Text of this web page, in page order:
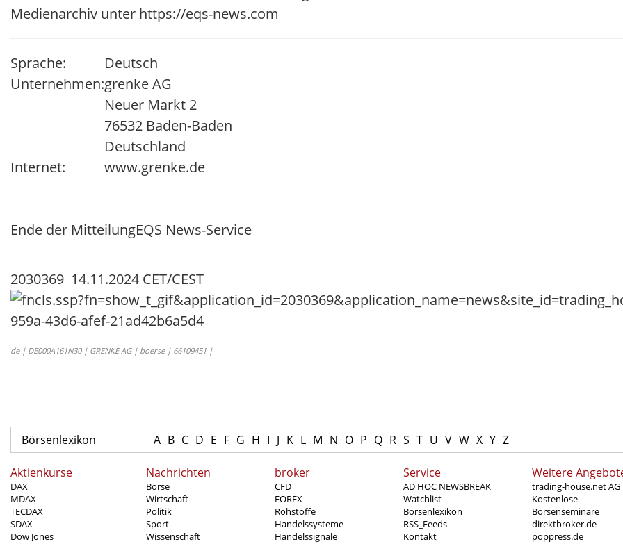
Medienarchiv unter https://eqs-news.com
Sprache:
Deutsch
Unternehmen:grenke AG
Neuer Markt 2
76532 Baden-Baden
Deutschland
Internet:
www.grenke.de
Ende der MitteilungEQS News-Service
2030369 14.11.2024 CET/CEST
de | DE000A161N30 | GRENKE AG | boerse | 66109451 |
Börsenlexikon A B C D E F G H I J K L M N O P Q R S T U V W X Y Z
Aktienkurse
DAX
MDAX
TECDAX
SDAX
Dow Jones
Nachrichten
Börse
Wirtschaft
Politik
Sport
Wissenschaft
broker
CFD
FOREX
Rohstoffe
Handelssysteme
Handelssignale
Service
AD HOC NEWSBREAK
Watchlist
Börsenlexikon
RSS_Feeds
Kontakt
Weitere
trading-house.net AG
Kostenlose
Börsenseminare
direktbroker.de
poppress.de